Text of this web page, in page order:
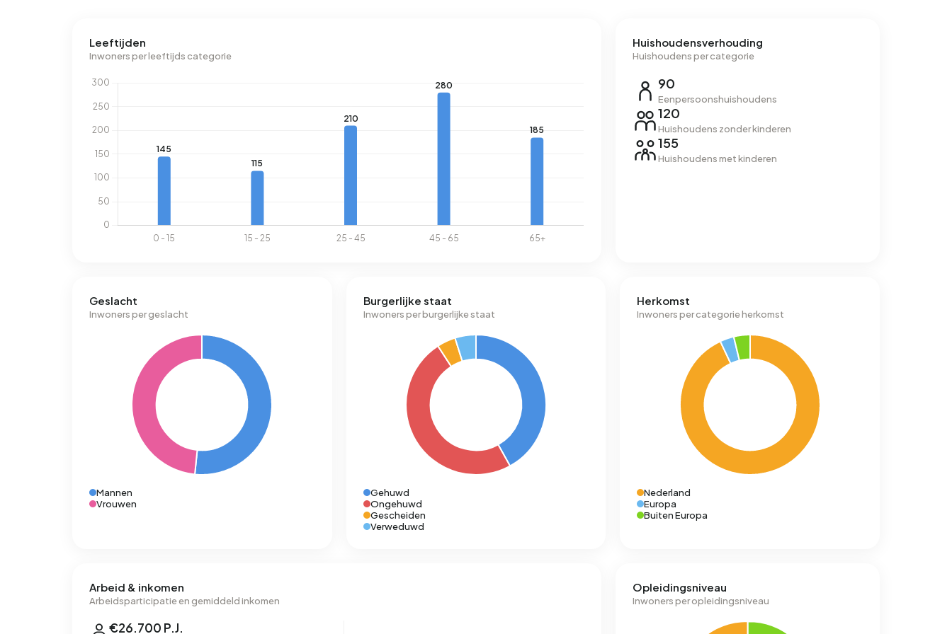
Leeftijden
Inwoners per leeftijds categorie
Huishoudensverhouding
Huishoudens per categorie
90
Eenpersoonshuishoudens
120
Huishoudens zonder kinderen
155
Huishoudens met kinderen
Geslacht
Inwoners per geslacht
Mannen
Vrouwen
Burgerlijke staat
Inwoners per burgerlijke staat
Gehuwd
Ongehuwd
Gescheiden
Verweduwd
Herkomst
Inwoners per categorie herkomst
Nederland
Europa
Buiten Europa
Arbeid & inkomen
Arbeidsparticipatie en gemiddeld inkomen
€26.700 P.J.
Opleidingsniveau
Inwoners per opleidingsniveau